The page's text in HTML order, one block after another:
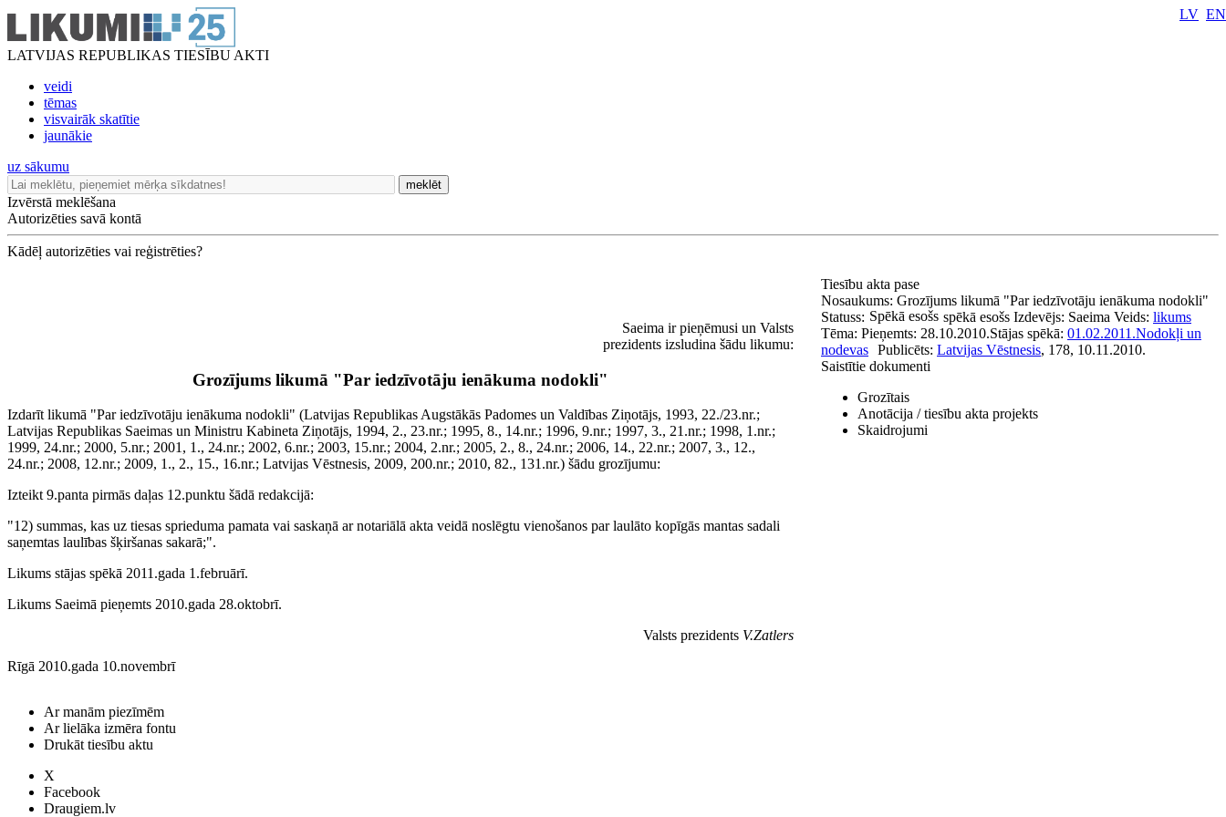
LATVIJAS REPUBLIKAS TIESĪBU AKTI
veidi
tēmas
visvairāk skatītie
jaunākie
LV EN
uz sākumu
meklēt
Izvērstā meklēšana
Autorizēties savā kontā
Kādēļ autorizēties vai reģistrēties?
Saeima ir pieņēmusi un Valsts
prezidents izsludina šādu likumu:
Grozījums likumā "Par iedzīvotāju ienākuma nodokli"
Izdarīt likumā "Par iedzīvotāju ienākuma nodokli" (Latvijas Republikas Augstākās Padomes un Valdības Ziņotājs, 1993, 22./23.nr.;
Latvijas Republikas Saeimas un Ministru Kabineta Ziņotājs, 1994, 2., 23.nr.; 1995, 8., 14.nr.; 1996, 9.nr.; 1997, 3., 21.nr.; 1998, 1.nr.;
1999, 24.nr.; 2000, 5.nr.; 2001, 1., 24.nr.; 2002, 6.nr.; 2003, 15.nr.; 2004, 2.nr.; 2005, 2., 8., 24.nr.; 2006, 14., 22.nr.; 2007, 3., 12.,
24.nr.; 2008, 12.nr.; 2009, 1., 2., 15., 16.nr.; Latvijas Vēstnesis, 2009, 200.nr.; 2010, 82., 131.nr.) šādu grozījumu:
Izteikt 9.panta pirmās daļas 12.punktu šādā redakcijā:
"12) summas, kas uz tiesas sprieduma pamata vai saskaņā ar notariālā akta veidā noslēgtu vienošanos par laulāto kopīgās mantas sadali
saņemtas laulības šķiršanas sakarā;".
Likums stājas spēkā 2011.gada 1.februārī.
Likums Saeimā pieņemts 2010.gada 28.oktobrī.
Valsts prezidents V.Zatlers
Rīgā 2010.gada 10.novembrī
Tiesību akta pase
Nosaukums: Grozījums likumā "Par iedzīvotāju ienākuma nodokli"
Statuss: Spēkā esošs spēkā esošs Izdevējs: Saeima Veids: likums
Pieņemts: 28.10.2010.Stājas spēkā: 01.02.2011.
Tēma:
Nodokļi un
nodevas Publicēts: Latvijas Vēstnesis, 178, 10.11.2010.
Saistītie dokumenti
Grozītais
Anotācija / tiesību akta projekts
Skaidrojumi
Ar manām piezīmēm
Ar lielāka izmēra fontu
Drukāt tiesību aktu
X
Facebook
Draugiem.lv